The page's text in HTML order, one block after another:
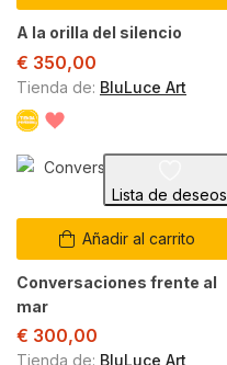
A la orilla del silencio
€ 350,00
Tienda de: BluLuce Art
Añadir al carrito
Lista de deseos
Conversaciones frente al
mar
€ 300,00
Tienda de: BluLuce Art